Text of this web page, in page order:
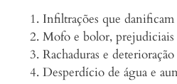
Infiltrações que
Mofo e bolor, prejudiciais
Rachaduras e deterioração
Desperdício de água e